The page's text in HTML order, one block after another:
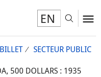
EN
BILLET
SECTEUR PUBLIC
500 DOLLARS : 1935